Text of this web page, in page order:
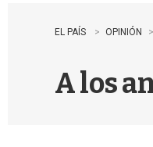
EL PAÍS OPINIÓN
A los